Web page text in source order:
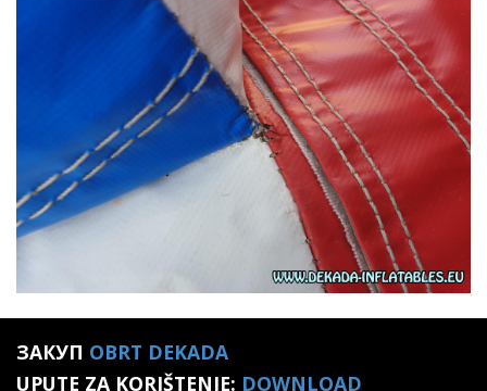
ЗАКУП OBRT DEKADA
UPUTE ZA KORIŠTENJE: DOWNLOAD